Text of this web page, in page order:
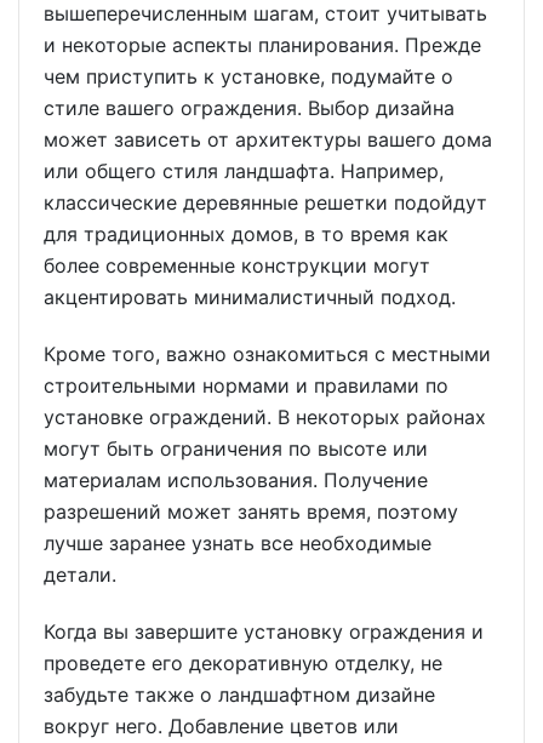
вышеперечисленным шагам, стоит учитывать
и некоторые аспекты планирования. Прежде
чем приступить к установке, подумайте о
стиле вашего ограждения. Выбор дизайна
может зависеть от архитектуры вашего дома
или общего стиля ландшафта. Например,
классические деревянные решетки подойдут
для традиционных домов, в то время как
более современные конструкции могут
акцентировать минималистичный подход.
Кроме того, важно ознакомиться с местными
строительными нормами и правилами по
установке ограждений. В некоторых районах
могут быть ограничения по высоте или
материалам использования. Получение
разрешений может занять время, поэтому
лучше заранее узнать все необходимые
детали.
Когда вы завершите установку ограждения и
проведете его декоративную отделку, не
забудьте также о ландшафтном дизайне
вокруг него. Добавление цветов или